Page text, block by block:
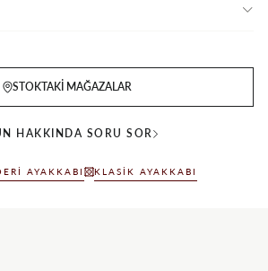
STOKTAKI MAĞAZALAR
HAKKINDA SORU SOR
AYAKKABI KLASIK AYAKKABI